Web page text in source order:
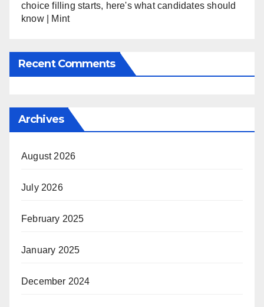
choice filling starts, here's what candidates should
know | Mint
Recent Comments
Archives
August 2026
July 2026
February 2025
January 2025
December 2024